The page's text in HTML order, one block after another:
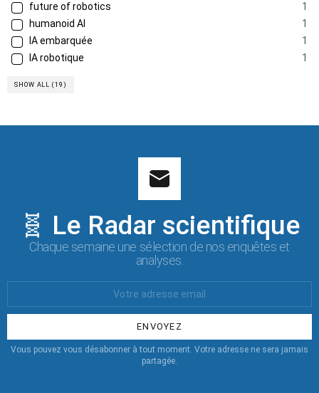
future of robotics
1
humanoid AI
1
IA embarquée
1
IA robotique
1
SHOW ALL (19)
🧬 Le Radar scientifique
Chaque semaine une sélection de nos enquêtes et
analyses.
:
Vous pouvez vous désabonner à tout moment. Votre adresse ne sera jamais
partagée.